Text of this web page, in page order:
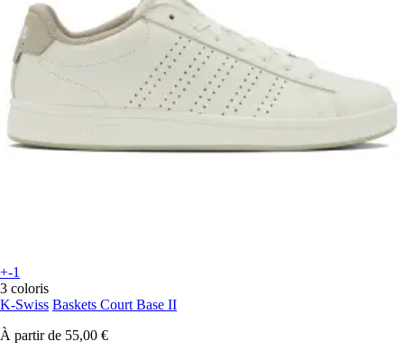
+-1
3 coloris
K-Swiss Baskets Court Base II
À partir de 55,00 €